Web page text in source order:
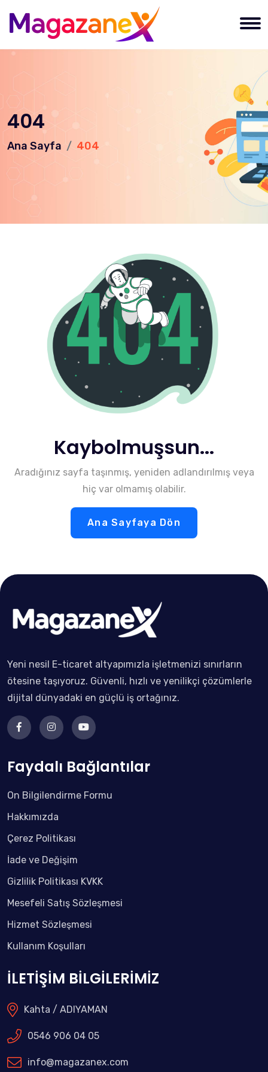
404
Ana Sayfa 404
Kaybolmuşsun...
Aradığınız sayfa taşınmış, yeniden adlandırılmış veya
hiç var olmamış olabilir.
Ana Sayfaya Dön
Yeni nesil E-ticaret altyapımızla işletmenizi sınırların
ötesine taşıyoruz. Güvenli, hızlı ve yenilikçi çözümlerle
dijital dünyadaki en güçlü iş ortağınız.
Faydalı Bağlantılar
Ön Bilgilendirme Formu
Hakkımızda
Çerez Politikası
İade ve Değişim
Gizlilik Politikası KVKK
Mesefeli Satış Sözleşmesi
Hizmet Sözleşmesi
Kullanım Koşulları
İLETİŞİM BİLGİLERİMİZ
Kahta / ADIYAMAN
0546 906 04 05
info@magazanex.com